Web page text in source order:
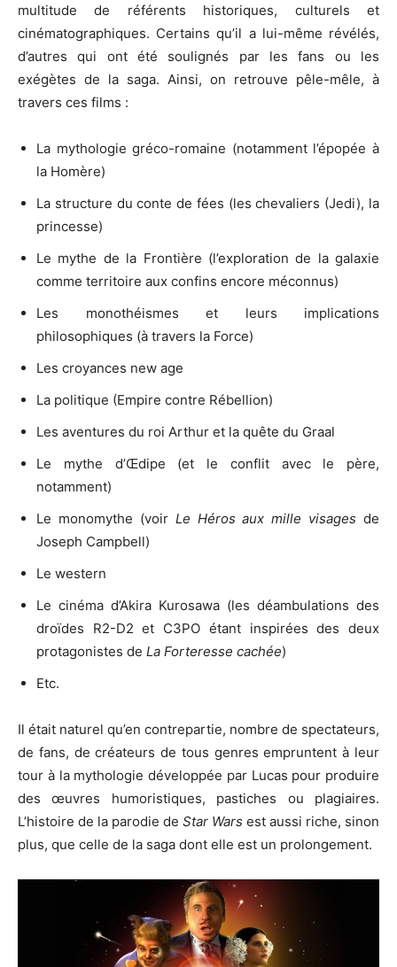
multitude de référents historiques, culturels et
cinématographiques. Certains qu’il a lui-même révélés,
d’autres qui ont été soulignés par les fans ou les
exégètes de la saga. Ainsi, on retrouve pêle-mêle, à
travers ces films :
La mythologie gréco-romaine (notamment l’épopée à
la Homère)
La structure du conte de fées (les chevaliers (Jedi), la
princesse)
Le mythe de la Frontière (l’exploration de la galaxie
comme territoire aux confins encore méconnus)
Les monothéismes et leurs implications
philosophiques (à travers la Force)
Les croyances new age
La politique (Empire contre Rébellion)
Les aventures du roi Arthur et la quête du Graal
Le mythe d’Œdipe (et le conflit avec le père,
notamment)
Le monomythe (voir Le Héros aux mille visages de
Joseph Campbell)
Le western
Le cinéma d’Akira Kurosawa (les déambulations des
droïdes R2-D2 et C3PO étant inspirées des deux
protagonistes de La Forteresse cachée)
Etc.
Il était naturel qu’en contrepartie, nombre de spectateurs,
de fans, de créateurs de tous genres empruntent à leur
tour à la mythologie développée par Lucas pour produire
des œuvres humoristiques, pastiches ou plagiaires.
L’histoire de la parodie de Star Wars est aussi riche, sinon
plus, que celle de la saga dont elle est un prolongement.